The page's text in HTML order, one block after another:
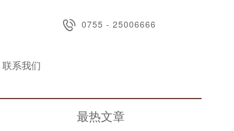
0755 - 25006666
联系我们
最热文章